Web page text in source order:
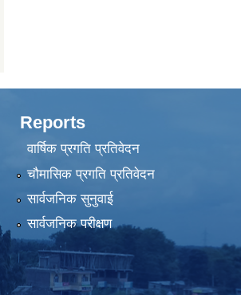
Reports
वार्षिक प्रगति प्रतिवेदन
चौमासिक प्रगति प्रतिवेदन
सार्वजनिक सुनुवाई
सार्वजनिक परीक्षण